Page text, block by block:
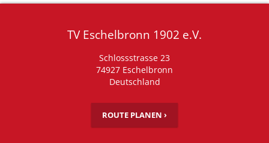
TV Eschelbronn 1902 e.V.
Schlossstrasse 23
74927 Eschelbronn
Deutschland
ROUTE PLANEN ›